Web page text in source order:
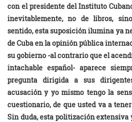
con el presidente del Instituto
inevitablemente, no de libros,
sentido, esta suposición ilumina ya
de Cuba en la opinión pública
su gobierno -al contrario que el
intachable español- aparece
pregunta dirigida a sus
acusación y yo mismo tengo la
cuestionario, de que usted va a
Sin duda, esta politización